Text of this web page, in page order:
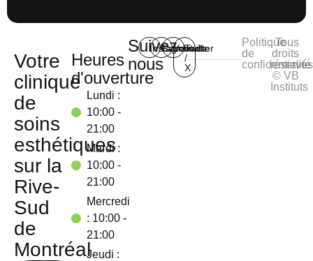
Votre
clinique
de
soins
esthétiques
sur la
Rive-
Sud
de
Montréal
Heures
d'ouverture
Lundi :
10:00 -
21:00
Mardi :
10:00 -
21:00
Mercredi
: 10:00 -
21:00
Jeudi :
Suivez-
nous
Instagram
Facebook
Youtube
Twitter
/
X
Politique
de
confidentialité
Tous
droits
réservés
© VB
Instituts